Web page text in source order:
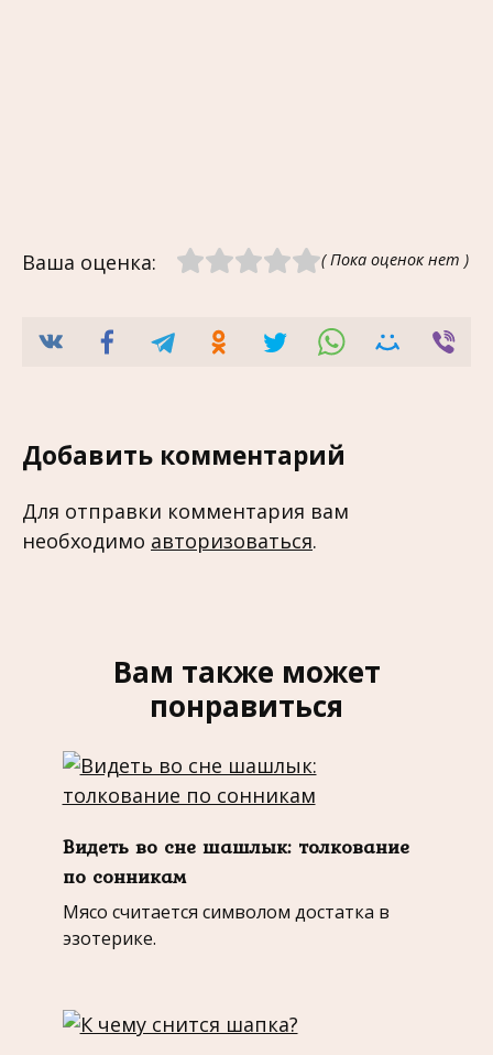
Ваша оценка: ( Пока оценок нет )
Добавить комментарий
Для отправки комментария вам
необходимо авторизоваться.
Вам также может
понравиться
Видеть во сне шашлык: толкование
по сонникам
Мясо считается символом достатка в
эзотерике.